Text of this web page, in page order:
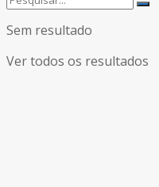
Sem resultado
Ver todos os resultados